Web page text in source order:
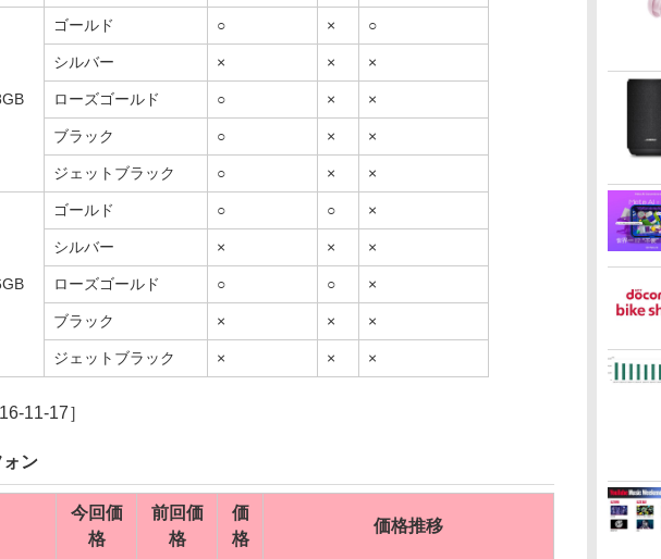
ゴールド ○ × ○
シルバー × × ×
ローズゴールド ○ × ×
ブラック ○ × ×
ジェットブラック ○ × ×
ゴールド ○ ○ ×
シルバー × × ×
ローズゴールド ○ ○ ×
ブラック × × ×
ジェットブラック × × ×
11-17］
ォン
今回価
格
前回価
格
価
格
価格推移